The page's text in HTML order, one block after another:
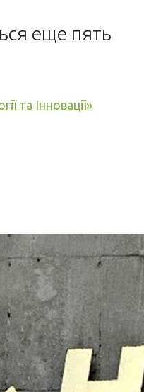
еще пять
та Інновації»